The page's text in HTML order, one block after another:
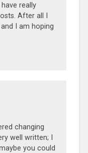
really
After all I
I am hoping
changing
well written; I
you could